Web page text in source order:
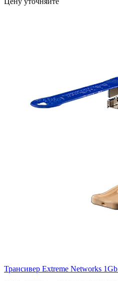
Трансивер Extreme Networks 1Gb